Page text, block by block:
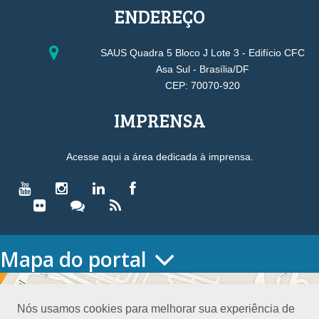
Nós usamos cookies para melhorar sua experiência de
ENDEREÇO
SAUS Quadra 5 Bloco J Lote 3 - Edifício CFC
Asa Sul - Brasília/DF
CEP: 70070-920
IMPRENSA
Acesse aqui a área dedicada à imprensa.
Mapa do portal
HOME
Conselho Diretor